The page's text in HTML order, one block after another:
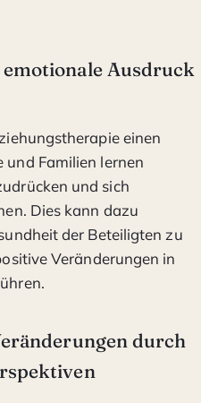
Ausdruck
einen
und Familien lernen
und sich
Dies kann dazu
der Beteiligten zu
Veränderungen in
durch